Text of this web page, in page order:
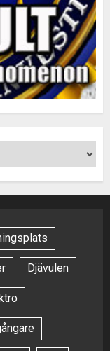
Djävulen